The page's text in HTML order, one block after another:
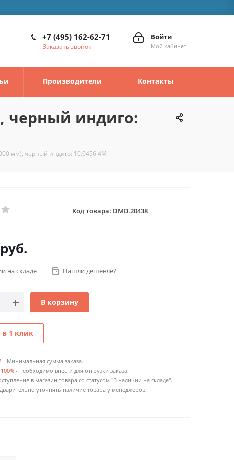
Войти
Мой кабинет
+7 (495) 162-62-71
Заказать звонок
Производители Контакты
черный индиго:
мм), черный индиго: 10.0456 4M
Код товара: DMD.20438
руб.
на складе Нашли дешевле?
В корзину
в 1 клик
- Минимальная сумма заказа.
- необходимо внести для отгрузки заказа.
в магазин товара со статусом "В наличии на складе".
уточнять наличие товара у менеджеров.